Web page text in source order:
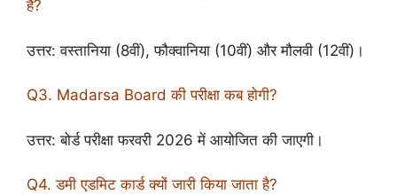
है?
उत्तर: वस्तानिया (8वीं), फौक्वानिया (10वीं) और मौलवी (12वीं)।
Q3. Madarsa Board की परीक्षा कब होगी?
उत्तर: बोर्ड परीक्षा फरवरी 2026 में आयोजित की जाएगी।
Q4. डमी एडमिट कार्ड क्यों जारी किया जाता है?